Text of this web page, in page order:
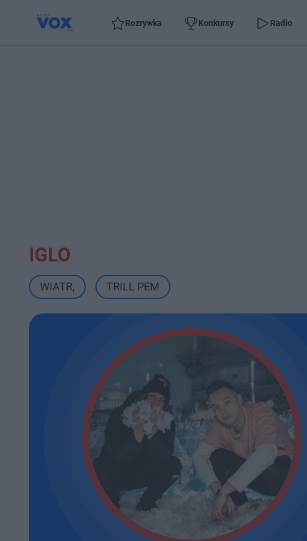
Rozrywka Konkursy Radio
IGLO
WIATR, TRILL PEM